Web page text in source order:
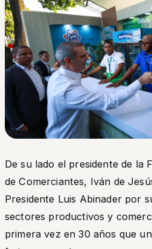
De su lado el presidente de la
de Comerciantes, Iván de
Presidente Luis Abinader por
sectores productivos y
primera vez en 30 años que